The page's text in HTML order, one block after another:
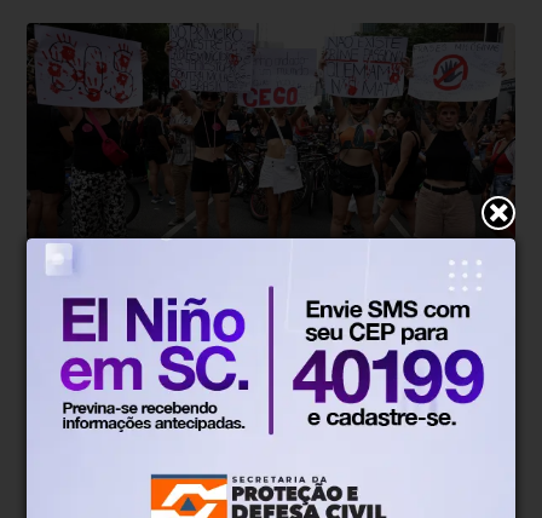
Direitos Humanos Há 2 horas
Lei Maria da Penha completa 20 anos
entre avanços e desafios
Especialistas apontam obstáculos para efetivar proteção
às mulheres